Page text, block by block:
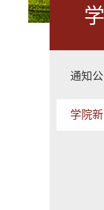
通知
学院新